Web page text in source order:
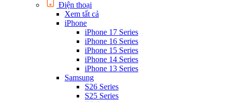
Điện thoại
Xem tất cả
iPhone
iPhone 17 Series
iPhone 16 Series
iPhone 15 Series
iPhone 14 Series
iPhone 13 Series
Samsung
S26 Series
S25 Series